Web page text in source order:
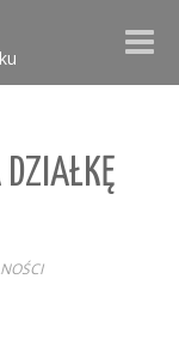
Toggle
DZIAŁKĘ